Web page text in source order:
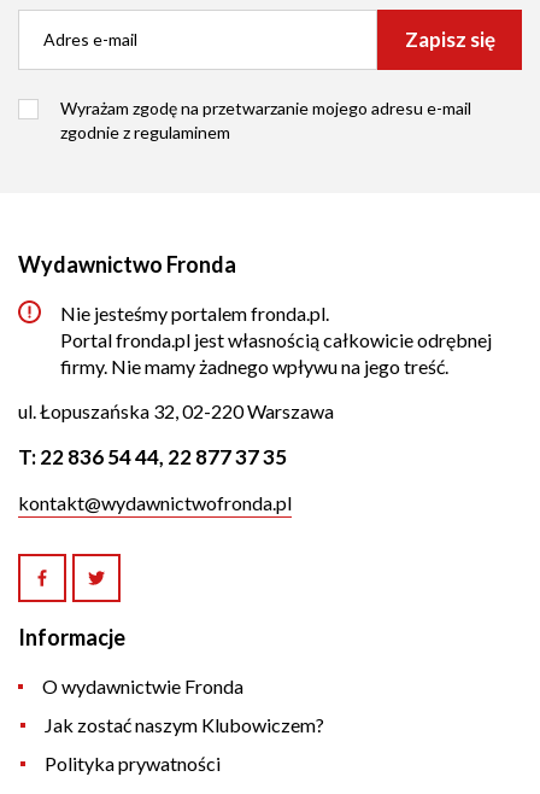
Zapisz się
Wyrażam zgodę na przetwarzanie mojego adresu e-mail
zgodnie zregulaminem
Wydawnictwo Fronda
Nie jesteśmy portalem fronda.pl.
Portal fronda.pl jest własnością całkowicie odrębnej
firmy. Nie mamy żadnego wpływu na jego treść.
ul. Łopuszańska 32, 02-220 Warszawa
T:22 836 54 44, 22 877 37 35
kontakt@wydawnictwofronda.pl
Informacje
O wydawnictwie Fronda
Jak zostać naszym Klubowiczem?
Polityka prywatności